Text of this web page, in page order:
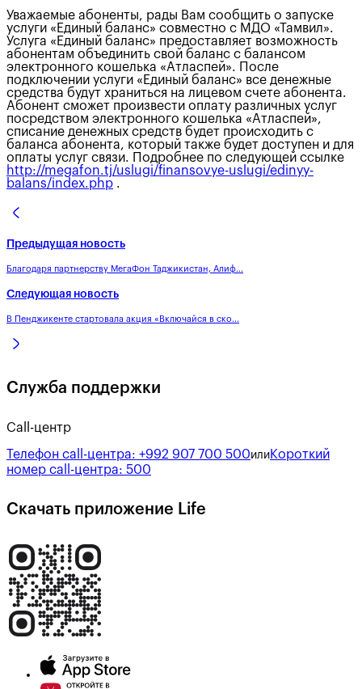
Уважаемые абоненты, рады Вам сообщить о запуске
услуги «Единый баланс» совместно с МДО «Тамвил».
Услуга «Единый баланс» предоставляет возможность
абонентам объединить свой баланс с балансом
электронного кошелька «Атласпей». После
подключении услуги «Единый баланс» все денежные
средства будут храниться на лицевом счете абонента.
Абонент сможет произвести оплату различных услуг
посредством электронного кошелька «Атласпей»,
списание денежных средств будет происходить с
баланса абонента, который также будет доступен и для
оплаты услуг связи. Подробнее по следующей ссылке
http://megafon.tj/uslugi/finansovye-uslugi/edinyy-
balans/index.php .
Предыдущая новость
Благодаря партнерству МегаФон Таджикистан, Алиф...
Следующая новость
В Пенджикенте стартовала акция «Включайся в ско...
Служба поддержки
Call-центр
Телефон call-центра: +992 907 700 500или Короткий
номер call-центра: 500
Скачать приложение Life